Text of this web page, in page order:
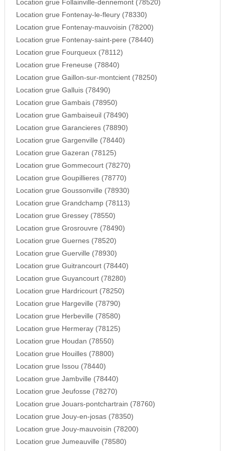
Location grue Follainville-dennemont (78520)
Location grue Fontenay-le-fleury (78330)
Location grue Fontenay-mauvoisin (78200)
Location grue Fontenay-saint-pere (78440)
Location grue Fourqueux (78112)
Location grue Freneuse (78840)
Location grue Gaillon-sur-montcient (78250)
Location grue Galluis (78490)
Location grue Gambais (78950)
Location grue Gambaiseuil (78490)
Location grue Garancieres (78890)
Location grue Gargenville (78440)
Location grue Gazeran (78125)
Location grue Gommecourt (78270)
Location grue Goupillieres (78770)
Location grue Goussonville (78930)
Location grue Grandchamp (78113)
Location grue Gressey (78550)
Location grue Grosrouvre (78490)
Location grue Guernes (78520)
Location grue Guerville (78930)
Location grue Guitrancourt (78440)
Location grue Guyancourt (78280)
Location grue Hardricourt (78250)
Location grue Hargeville (78790)
Location grue Herbeville (78580)
Location grue Hermeray (78125)
Location grue Houdan (78550)
Location grue Houilles (78800)
Location grue Issou (78440)
Location grue Jambville (78440)
Location grue Jeufosse (78270)
Location grue Jouars-pontchartrain (78760)
Location grue Jouy-en-josas (78350)
Location grue Jouy-mauvoisin (78200)
Location grue Jumeauville (78580)